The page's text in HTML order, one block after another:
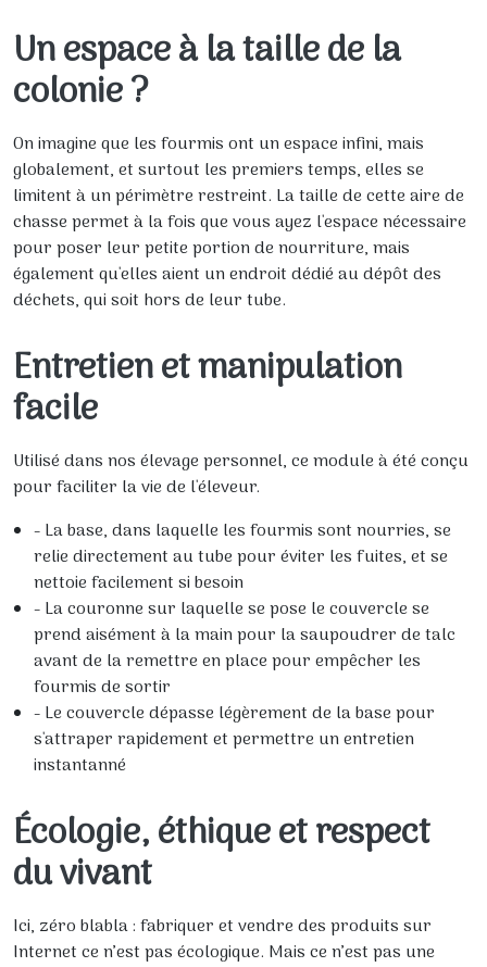
Un espace à la taille de la
colonie ?
On imagine que les fourmis ont un espace infini, mais
globalement, et surtout les premiers temps, elles se
limitent à un périmètre restreint. La taille de cette aire de
chasse permet à la fois que vous ayez l'espace nécessaire
pour poser leur petite portion de nourriture, mais
également qu'elles aient un endroit dédié au dépôt des
déchets, qui soit hors de leur tube.
Entretien et manipulation
facile
Utilisé dans nos élevage personnel, ce module à été conçu
pour faciliter la vie de l'éleveur.
- La base, dans laquelle les fourmis sont nourries, se
relie directement au tube pour éviter les fuites, et se
nettoie facilement si besoin
- La couronne sur laquelle se pose le couvercle se
prend aisément à la main pour la saupoudrer de talc
avant de la remettre en place pour empêcher les
fourmis de sortir
- Le couvercle dépasse légèrement de la base pour
s'attraper rapidement et permettre un entretien
instantanné
Écologie, éthique et respect
du vivant
Ici, zéro blabla : fabriquer et vendre des produits sur
Internet ce n’est pas écologique. Mais ce n’est pas une